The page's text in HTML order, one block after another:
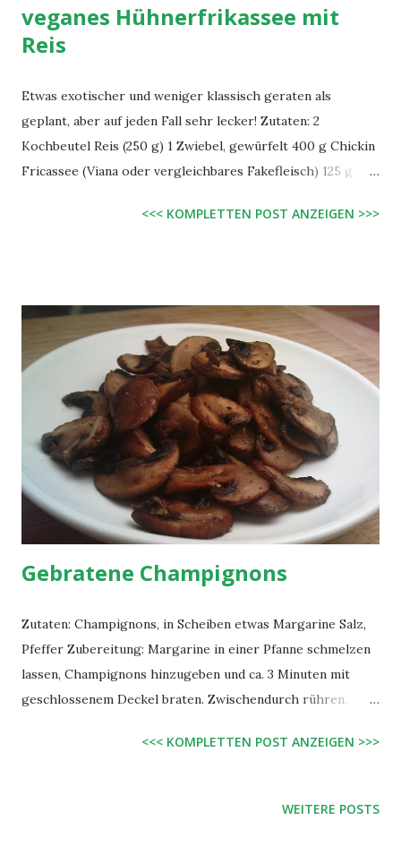
veganes Hühnerfrikassee mit
Reis
Etwas exotischer und weniger klassisch geraten als
geplant, aber auf jeden Fall sehr lecker! Zutaten: 2
Kochbeutel Reis (250 g) 1 Zwiebel, gewürfelt 400 g Chickin
Fricassee (Viana oder vergleichbares Fakefleisch) 125 g
geschnitten 1 kleines Glas Möhrchen, abgetropft 250 ml
gewürfelte Zwiebel in einer Pfanne mit etwas Öl glasig
anschwitzen. Die Brühe hinzugießen und die Erbsen
dazugeben. Das ganze etwa fünf Minuten kochen lassen,
dann sind die Erbsen gar. Mehl mit einem Schneebesen in
der Sojamilch verrühren und mit in die Pfanne geben.
Möhren, Ananas und Fakefleisch hinzugeben und noch 2 - 3
Minuten kochen lassen. Zum Abschluss mit Pfeffer,
Knoblauch, Brathähnchengewürz und evtl. Salz
abschmecken. Fertig! Mit dem Reis servieren.
<<< KOMPLETTEN POST ANZEIGEN >>>
Gebratene Champignons
Zutaten: Champignons, in Scheiben etwas Margarine Salz,
Pfeffer Zubereitung: Margarine in einer Pfanne schmelzen
lassen, Champignons hinzugeben und ca. 3 Minuten mit
geschlossenem Deckel braten. Zwischendurch rühren.
unter Rühren weiterbraten, so dasss die Flüssigkeit
<<< KOMPLETTEN POST ANZEIGEN >>>
WEITERE POSTS